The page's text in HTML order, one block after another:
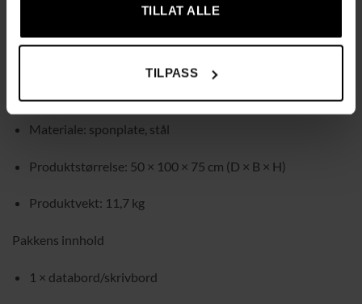
TILLAT ALLE
TILPASS
deler for rask installasjon
Materiale: sponplate, stål
Produktstørrelse: 50 × 100 × 75 cm (D × B × H)
Produktvekt: 11,7 kg
Pakkens innhold
1 × databord/skrivbord